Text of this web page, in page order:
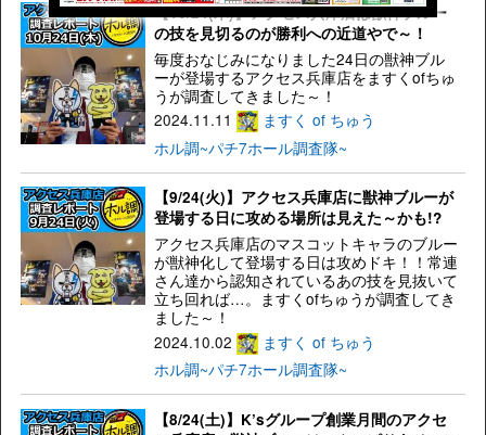
【10/24(木)】アクセス兵庫店は獣神ブルー
の技を見切るのが勝利への近道やで～！
毎度おなじみになりました24日の獣神ブル
ーが登場するアクセス兵庫店をますくofちゅ
うが調査してきました～！
2024.11.11
ますく of ちゅう
ホル調~パチ7ホール調査隊~
【9/24(火)】アクセス兵庫店に獣神ブルーが
登場する日に攻める場所は見えた～かも!?
アクセス兵庫店のマスコットキャラのブルー
が獣神化して登場する日は攻めドキ！！常連
さん達から認知されているあの技を見抜いて
立ち回れば…。ますくofちゅうが調査してき
ました～！
2024.10.02
ますく of ちゅう
ホル調~パチ7ホール調査隊~
【8/24(土)】K’sグループ創業月間のアクセ